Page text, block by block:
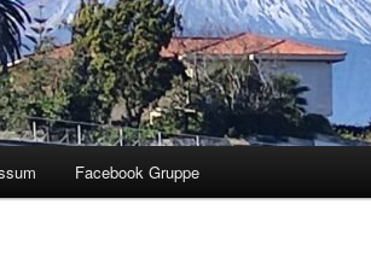
Facebook Gruppe